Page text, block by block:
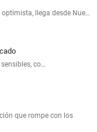
llega desde Nue…
co…
que rompe con los